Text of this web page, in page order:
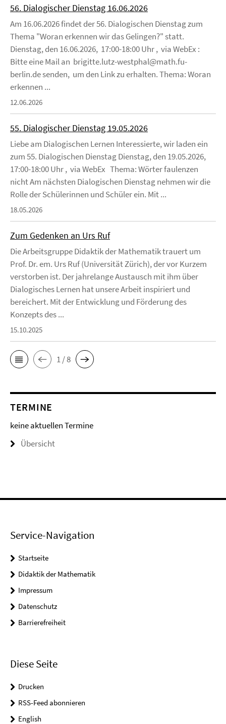
56. Dialogischer Dienstag 16.06.2026
Am 16.06.2026 findet der 56. Dialogischen Dienstag zum
Thema "Woran erkennen wir das Gelingen?" statt.
Dienstag, den 16.06.2026, 17:00-18:00 Uhr , via WebEx :
Bitte eine Mail an brigitte.lutz-westphal@math.fu-
berlin.de senden, um den Link zu erhalten. Thema: Woran
erkennen ...
12.06.2026
55. Dialogischer Dienstag 19.05.2026
Liebe am Dialogischen Lernen Interessierte, wir laden ein
zum 55. Dialogischen Dienstag Dienstag, den 19.05.2026,
17:00-18:00 Uhr , via WebEx Thema: Wörter faulenzen
nicht Am nächsten Dialogischen Dienstag nehmen wir die
Rolle der Schülerinnen und Schüler ein. Mit ...
18.05.2026
Zum Gedenken an Urs Ruf
Die Arbeitsgruppe Didaktik der Mathematik trauert um
Prof. Dr. em. Urs Ruf (Universität Zürich), der vor Kurzem
verstorben ist. Der jahrelange Austausch mit ihm über
Dialogisches Lernen hat unsere Arbeit inspiriert und
bereichert. Mit der Entwicklung und Förderung des
Konzepts des ...
15.10.2025
1 / 8
TERMINE
keine aktuellen Termine
Übersicht
Service-Navigation
Startseite
Didaktik der Mathematik
Impressum
Datenschutz
Barrierefreiheit
Diese Seite
Drucken
RSS-Feed abonnieren
English